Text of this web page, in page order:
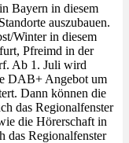
Bayern in diesem
auszubauen.
Winter in diesem
Pfreimd in der
Ab 1. Juli wird
DAB+ Angebot um
Dann können die
das Regionalfenster
die Hörerschaft in
das Regionalfenster